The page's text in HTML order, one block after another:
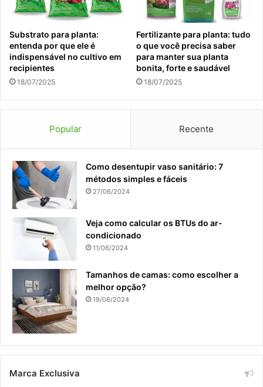
Substrato para planta:
entenda por que ele é
indispensável no cultivo em
recipientes
18/07/2025
Fertilizante para planta: tudo
o que você precisa saber
para manter sua planta
bonita, forte e saudável
18/07/2025
Popular Recente
Como desentupir vaso sanitário: 7
métodos simples e fáceis
27/06/2024
Veja como calcular os BTUs do ar-
condicionado
11/06/2024
Tamanhos de camas: como escolher a
melhor opção?
19/06/2024
Marca Exclusiva